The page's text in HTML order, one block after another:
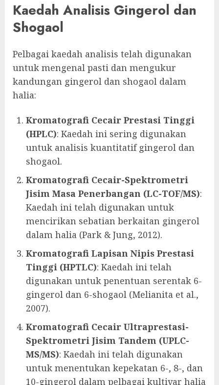
Kaedah Analisis Gingerol dan
Shogaol
Pelbagai kaedah analisis telah digunakan
untuk mengenal pasti dan mengukur
kandungan gingerol dan shogaol dalam
halia:
Kromatografi Cecair Prestasi Tinggi
(HPLC): Kaedah ini sering digunakan
untuk analisis kuantitatif gingerol dan
shogaol.
Kromatografi Cecair-Spektrometri
Jisim Masa Penerbangan (LC-TOF/MS):
Kaedah ini telah digunakan untuk
mencirikan sebatian berkaitan gingerol
dalam halia (Park & Jung, 2012).
Kromatografi Lapisan Nipis Prestasi
Tinggi (HPTLC): Kaedah ini telah
digunakan untuk penentuan serentak 6-
gingerol dan 6-shogaol (Melianita et al.,
2007).
Kromatografi Cecair Ultraprestasi-
Spektrometri Jisim Tandem (UPLC-
MS/MS): Kaedah ini telah digunakan
untuk menentukan kepekatan 6-, 8-, dan
10-gingerol dalam pelbagai kultivar halia